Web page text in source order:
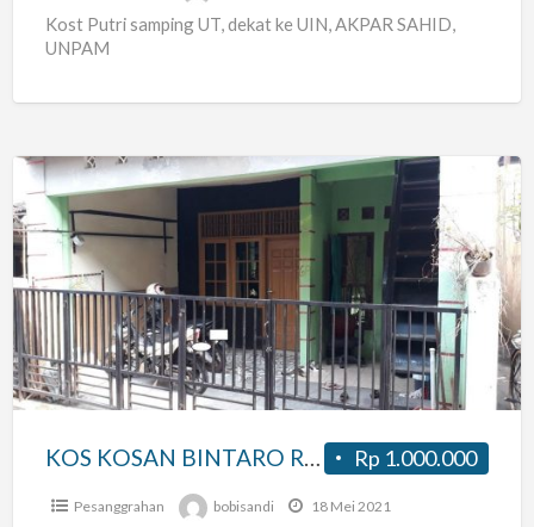
Kost Putri samping UT, dekat ke UIN, AKPAR SAHID,
UNPAM
KOS
KOSAN
BINTARO
REMPOA
KAMAR
MANDI
DALAM
Rp 1.000.000
KOS KOSAN BINTARO REMPOA KAMAR MANDI DALAM SISA 2
Pesanggrahan bobisandi 18 Mei 2021